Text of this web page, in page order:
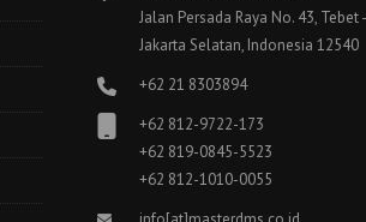
Jalan Persada Raya No. 43, Tebet -
Jakarta Selatan, Indonesia 12540
+62 21 8303894
+62 812-9722-173
+62 819-0845-5523
+62 812-1010-0055